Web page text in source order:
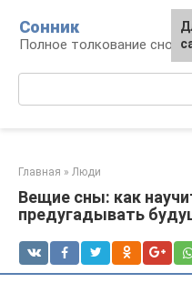
контенту
Сонник
Полное толкование снов
Главная » Люди
Вещие сны: как
предугадывать